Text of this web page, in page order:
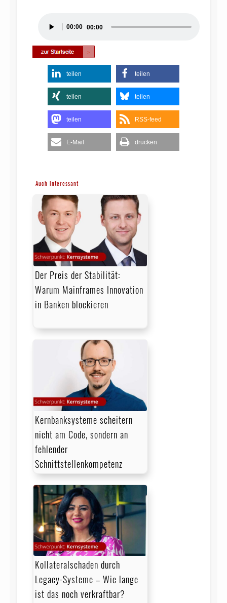
Player
00:00 00:00
teilen teilen
teilen teilen
teilen RSS-feed
E-Mail drucken
Auch interessant
Der Preis der Stabilität:
Warum Mainframes Innovation
in Banken blockieren
Kernbanksysteme scheitern
nicht am Code, sondern an
fehlender
Schnittstellenkompetenz
Kollateralschaden durch
Legacy-Systeme – Wie lange
ist das noch verkraftbar?